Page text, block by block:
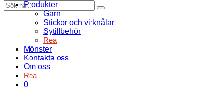
Produkter
Garn
Stickor och virknålar
Sytillbehör
Rea
Mönster
Kontakta oss
Om oss
Rea
0